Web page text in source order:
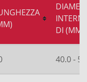
DI (MM)
40.0 -